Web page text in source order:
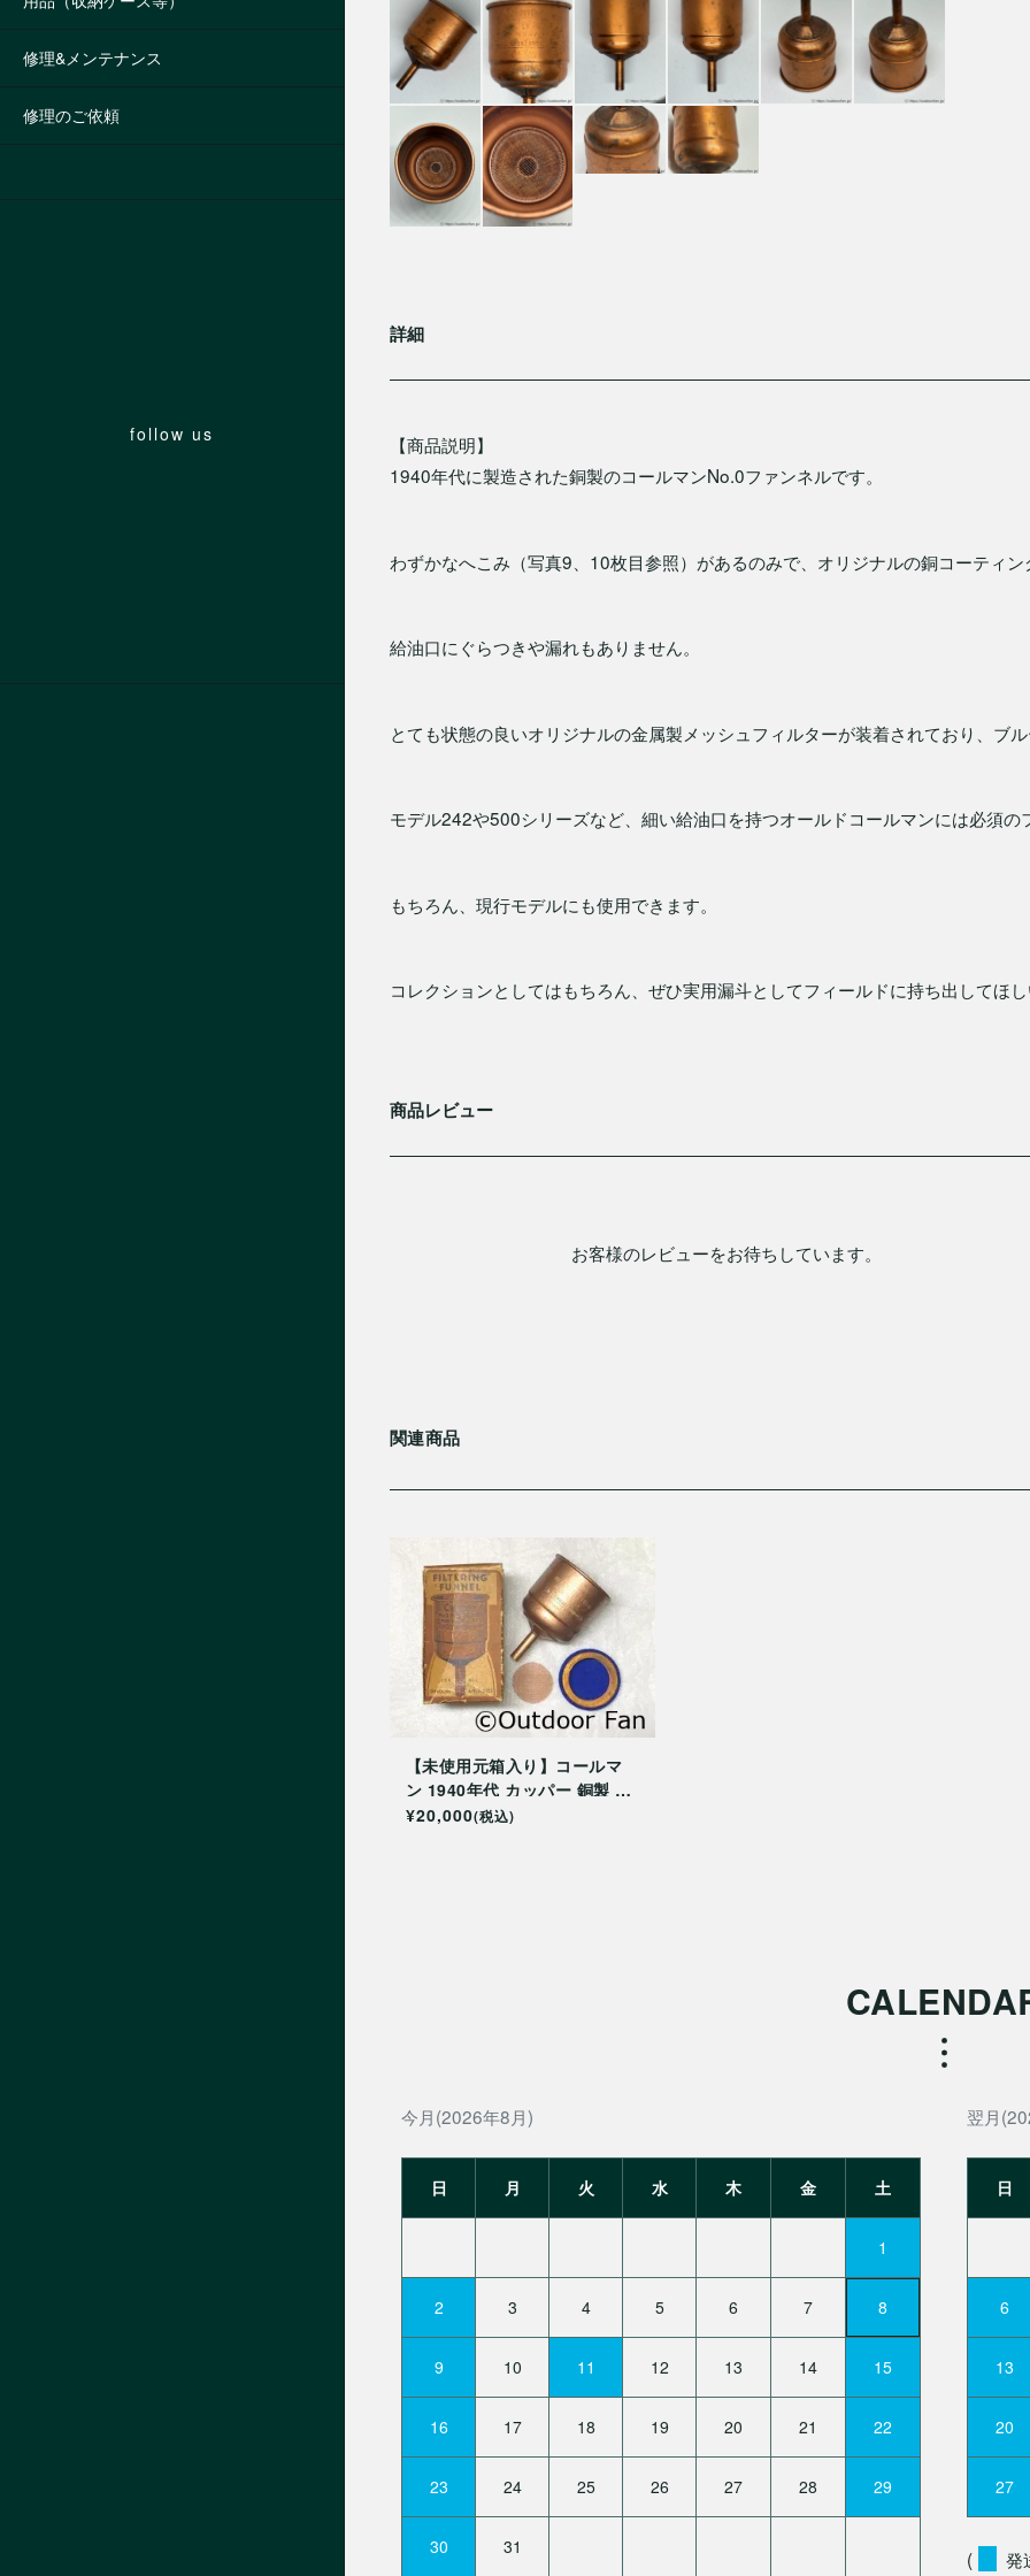
修理&メンテナンス
修理のご依頼
follow us
詳細
【商品説明】
1940年代に製造された銅製のコールマンNo.0ファンネルです。
わずかなへこみ（写真9、10枚目参照）があるのみで、オリジナルの銅コーティ
給油口にぐらつきや漏れもありません。
とても状態の良いオリジナルの金属製メッシュフィルターが装着されており、ブ
モデル242や500シリーズなど、細い給油口を持つオールドコールマンには必須の
もちろん、現行モデルにも使用できます。
コレクションとしてはもちろん、ぜひ実用漏斗としてフィールドに持ち出してほ
商品レビュー
お客様のレビューをお待ちしています。
関連商品
【未使用元箱入り】コールマ
ン 1940年代 カッパー 銅製 No
.0ファンネル
¥20,000(税込)
今月(2026年8月)
日 月 火 水 木 金 土
1
2 3 4 5 6 7 8
9 10 11 12 13 14 15
16 17 18 19 20 21 22
23 24 25 26 27 28 29
30 31
翌月
日
6
13
20
27
( 発